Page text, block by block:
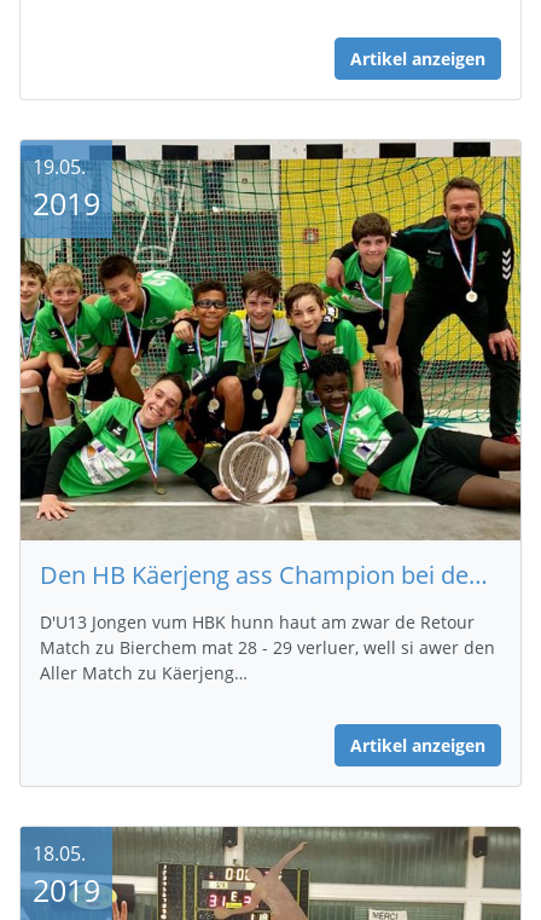
Artikel anzeigen
Den HB Käerjeng ass Champion bei den U13 Jongen
D'U13 Jongen vum HBK hunn haut am zwar de Retour
Match zu Bierchem mat 28 - 29 verluer, well si awer den
Aller Match zu Käerjeng…
Artikel anzeigen
19.05.
2019
18.05.
2019